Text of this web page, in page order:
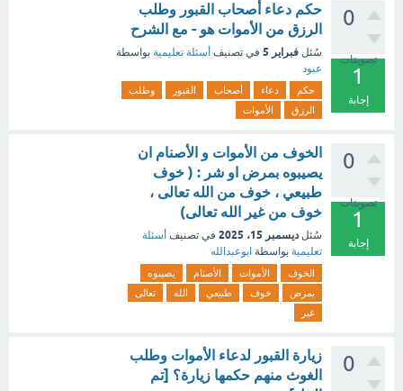
0
تصويتات
1
إجابة
حكم دعاء أصحاب القبور وطلب
الرزق من الأموات هو - مع الشرح
سُئل فبراير 5 في تصنيف أسئلة تعليمية بواسطة
عبود
حكم دعاء أصحاب القبور
وطلب
الرزق
الأموات
0
تصويتات
1
إجابة
الخوف من الأموات و الأصنام ان
يصيبوه بمرض او شر : ( خوف
طبيعي ، خوف من الله تعالى ،
خوف من غير الله تعالى)
سُئل ديسمبر 15، 2025 في تصنيف أسئلة
تعليمية بواسطة ابوعبدالله
الخوف الأموات الأصنام
يصيبوه
بمرض
خوف طبيعي الله
تعالى
غير
0
زيارة القبور لدعاء الأموات وطلب
الغوث منهم حكمها زيارة؟ [تم